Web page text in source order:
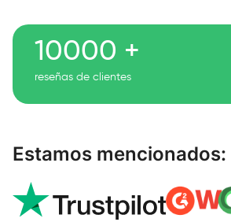
10000 +
reseñas de clientes
Estamos mencionados: